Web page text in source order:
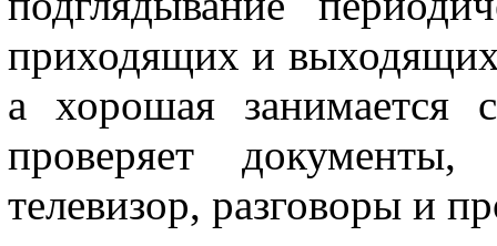
приходящих и
а хорошая занимается
проверяет
телевизор, разговоры и